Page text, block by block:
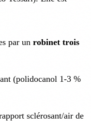
par un robinet trois
(polidocanol 1-3 %
sclérosant/air de